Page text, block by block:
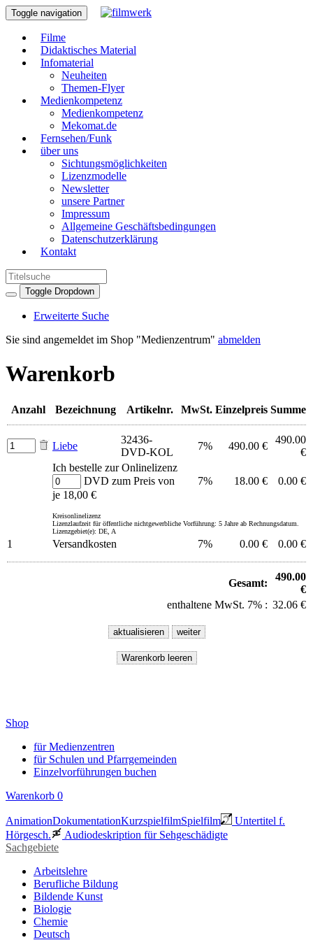
Toggle navigation
Filme
Didaktisches Material
Infomaterial
Neuheiten
Themen-Flyer
Medienkompetenz
Medienkompetenz
Mekomat.de
Fernsehen/Funk
über uns
Sichtungsmöglichkeiten
Lizenzmodelle
Newsletter
unsere Partner
Impressum
Allgemeine Geschäftsbedingungen
Datenschutzerklärung
Kontakt
Toggle Dropdown
Erweiterte Suche
Sie sind angemeldet im Shop "Medienzentrum" abmelden
Warenkorb
Anzahl Bezeichnung Artikelnr. MwSt. Einzelpreis Summe
Liebe
32436-
DVD-KOL
7% 490.00 €
490.00
€
Ich bestelle zur Onlinelizenz
DVD zum Preis von
je 18,00 €
7% 18.00 € 0.00 €
Kreisonlinelizenz
Lizenzlaufzeit für öffentliche nichtgewerbliche Vorführung: 5 Jahre ab Rechnungsdatum.
Lizenzgebiet(e): DE, A
1 Versandkosten 7% 0.00 € 0.00 €
Gesamt:
490.00
€
enthaltene MwSt. 7% : 32.06 €
Shop
für Medienzentren
für Schulen und Pfarrgemeinden
Einzelvorführungen buchen
Warenkorb 0
AnimationDokumentationKurzspielfilmSpielfilm
Untertitel f.
Hörgesch.
Audiodeskription für Sehgeschädigte
Sachgebiete
Arbeitslehre
Berufliche Bildung
Bildende Kunst
Biologie
Chemie
Deutsch